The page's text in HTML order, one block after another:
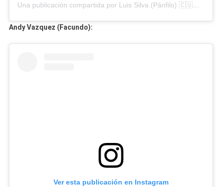
Una publicación compartida por Luis Silva (Pánfilo) 🇨🇺🎭 (@luissilva_panfilo)
Andy Vazquez (Facundo):
Ver esta publicación en Instagram